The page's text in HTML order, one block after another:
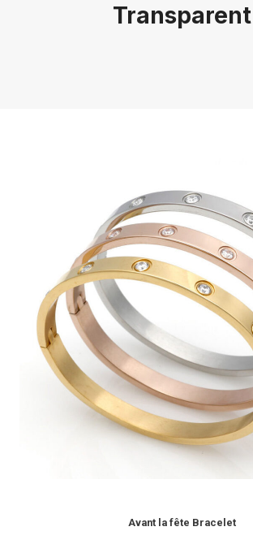
Transparent
Avant la fête Bracelet